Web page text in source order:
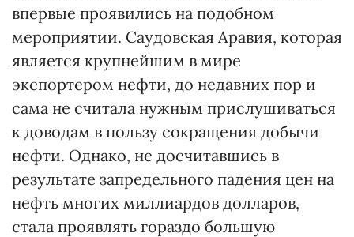
впервые проявились на подобном
мероприятии. Саудовская Аравия, которая
является крупнейшим в мире
экспортером нефти, до недавних пор и
сама не считала нужным прислушиваться
к доводам в пользу сокращения добычи
нефти. Однако, не досчитавшись в
результате запредельного падения цен на
нефть многих миллиардов долларов,
стала проявлять гораздо большую